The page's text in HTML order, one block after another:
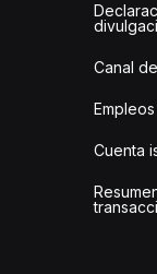
Canal
Empleos
Cuenta